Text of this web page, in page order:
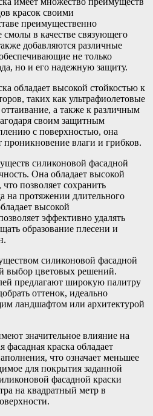
красок своими
преимущественно
в качестве связующего
добавляются различные
не только
но и его надежную защиту.
обладает высокой стойкостью к
таких как ультрафиолетовые
а также к различным
своим защитным
с поверхностью, она
влаги и грибков.
силиконовой фасадной
Она обладает высокой
позволяет сохранить
на протяжении длительного
высокой
эффективно удалять
образование плесени и
силиконовой фасадной
выбор цветовых решений.
предлагают широкую палитру
оттенок, идеально
ландшафтом или архитектурой
значительное влияние на
фасадная краска обладает
что означает меньшее
для покрытия заданной
фасадной краски
на квадратный метр в